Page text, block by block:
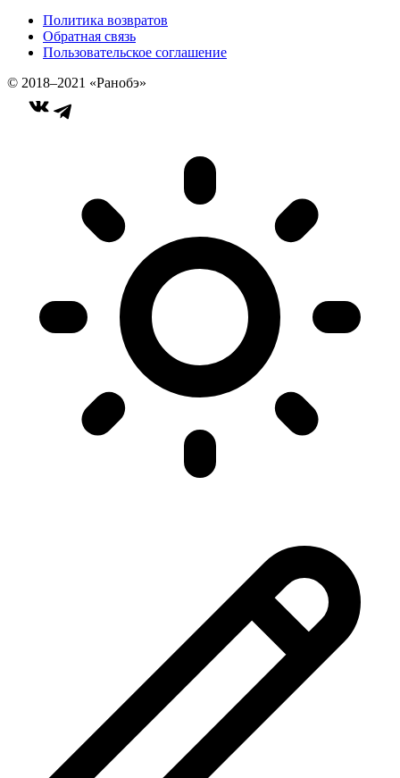
Политика возвратов
Обратная связь
Пользовательское соглашение
© 2018–2021 «Ранобэ»